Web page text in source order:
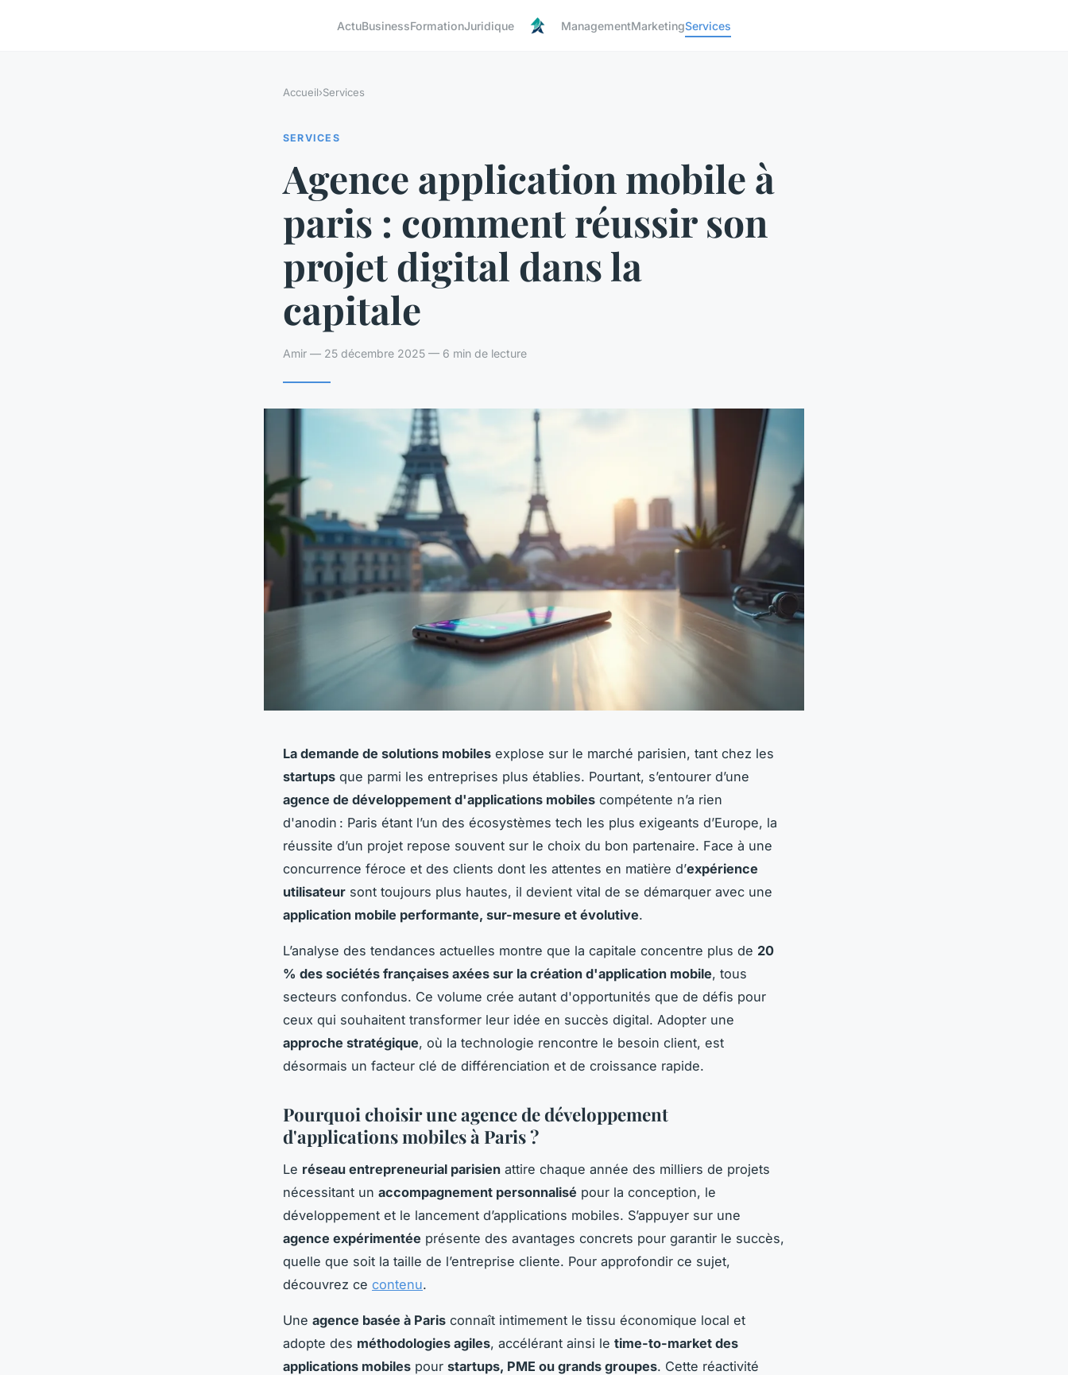
ActuBusinessFormationJuridique ManagementMarketingServices
Accueil›Services
SERVICES
Agence application mobile à
paris : comment réussir son
projet digital dans la
capitale
Amir — 25 décembre 2025 — 6 min de lecture
La demande de solutions mobiles explose sur le marché parisien, tant chez les
startups que parmi les entreprises plus établies. Pourtant, s’entourer d’une
agence de développement d'applications mobiles compétente n’a rien
d'anodin : Paris étant l’un des écosystèmes tech les plus exigeants d’Europe, la
réussite d’un projet repose souvent sur le choix du bon partenaire. Face à une
concurrence féroce et des clients dont les attentes en matière d’expérience
utilisateur sont toujours plus hautes, il devient vital de se démarquer avec une
application mobile performante, sur-mesure et évolutive.
L’analyse des tendances actuelles montre que la capitale concentre plus de 20
% des sociétés françaises axées sur la création d'application mobile, tous
secteurs confondus. Ce volume crée autant d'opportunités que de défis pour
ceux qui souhaitent transformer leur idée en succès digital. Adopter une
approche stratégique, où la technologie rencontre le besoin client, est
désormais un facteur clé de différenciation et de croissance rapide.
Pourquoi choisir une agence de développement
d'applications mobiles à Paris ?
Le réseau entrepreneurial parisien attire chaque année des milliers de projets
nécessitant un accompagnement personnalisé pour la conception, le
développement et le lancement d’applications mobiles. S’appuyer sur une
agence expérimentée présente des avantages concrets pour garantir le succès,
quelle que soit la taille de l’entreprise cliente. Pour approfondir ce sujet,
découvrez ce contenu.
Une agence basée à Paris connaît intimement le tissu économique local et
adopte des méthodologies agiles, accélérant ainsi le time-to-market des
applications mobiles pour startups, PME ou grands groupes. Cette réactivité